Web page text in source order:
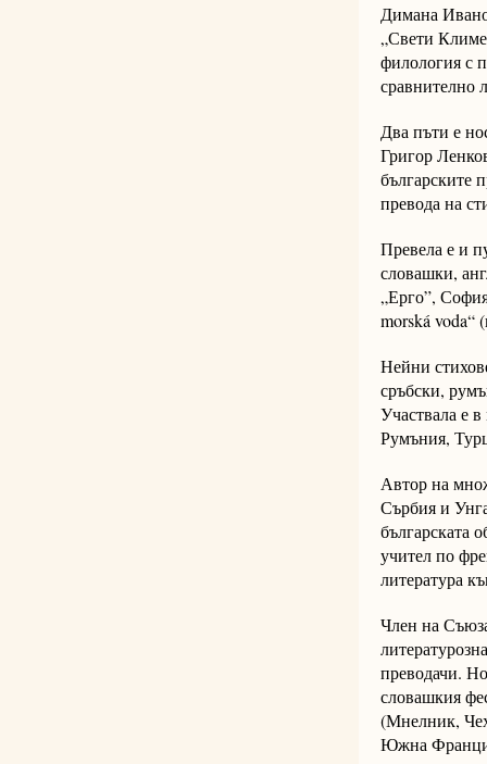
Димана
„Свети
филология с
сравнително
Два пъти е
Григор
българските
превода на
Превела е и
словашки,
„Ерго”,
morská voda“
Нейни
сръбски,
Участвала е
Румъния,
Автор на
Сърбия и
българската
учител по
литература
Член на
преводачи.
словашкия
(Мнелник,
Южна